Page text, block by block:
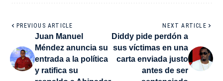
PREVIOUS ARTICLE
Juan Manuel
Méndez anuncia su
entrada a la política
y ratifica su
NEXT ARTICLE
Diddy pide perdón a
sus víctimas en una
carta enviada justo
antes de ser